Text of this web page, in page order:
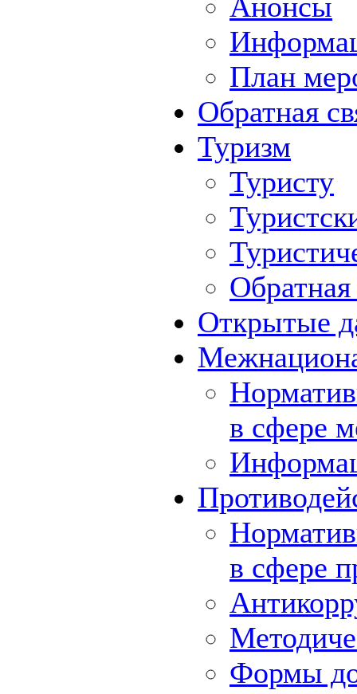
План
Обратная
Туризм
Туристу
Обратная
Открытые
в сфере
в сфере
Формы